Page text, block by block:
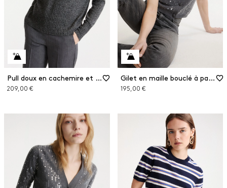
Pull doux en cachemire et laine avec ceinture-foulard en soie
209,00 €
Gilet en maille bouclé à paillettes
195,00 €